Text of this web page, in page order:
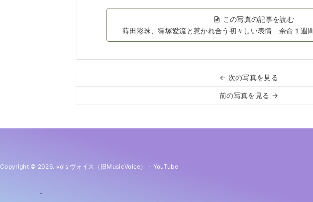
この写真の記事を読む
蒔田彩珠、窪塚愛流と惹かれ合う初々しい表情 余命１週
← 次の写真を見る
前の写真を見る →
Copyright © 2026. vois ヴォイス（旧MusicVoice） - YouTube
-